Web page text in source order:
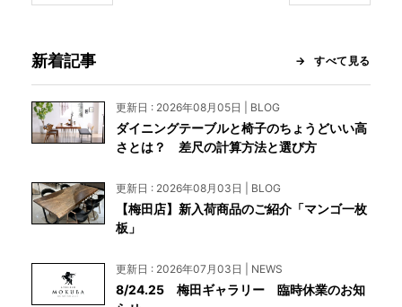
新着記事 すべて見る
更新日 : 2026年08月05日 | BLOG
ダイニングテーブルと椅子のちょうどいい高
さとは？ 差尺の計算方法と選び方
更新日 : 2026年08月03日 | BLOG
【梅田店】新入荷商品のご紹介「マンゴ一枚
板」
更新日 : 2026年07月03日 | NEWS
8/24.25 梅田ギャラリー 臨時休業のお知